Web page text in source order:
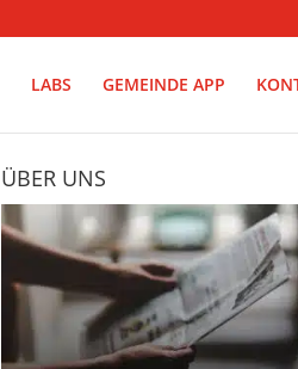
LABS GEMEINDE APP
ÜBER UNS